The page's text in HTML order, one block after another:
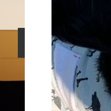
料金設定
預託トレーニング
お問